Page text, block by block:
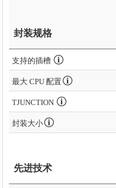
封装规格
支持的插槽
最大 CPU 配置
TJUNCTION
封装大小
先进技术